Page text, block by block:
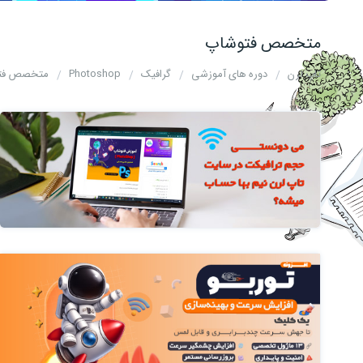
متخصص فتوشاپ
تاپ لرن دوره های آموزشی گرافیک Photoshop متخصص